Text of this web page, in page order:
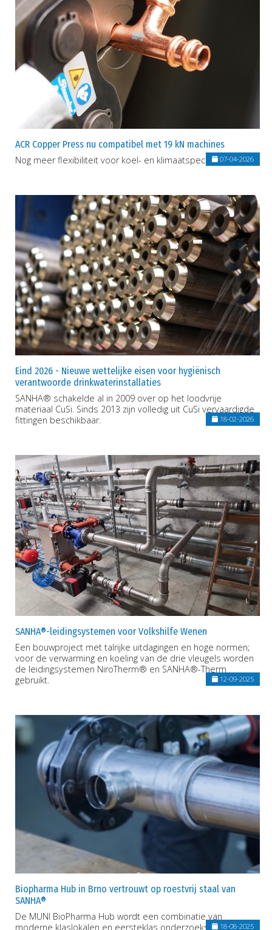
ACR Copper Press nu compatibel met 19 kN machines
Nog meer flexibiliteit voor koel- en klimaatspecialisten07-04-2026
Eind 2026 - Nieuwe wettelijke eisen voor hygiënisch
verantwoorde drinkwaterinstallaties
SANHA® schakelde al in 2009 over op het loodvrije
materiaal CuSi. Sinds 2013 zijn volledig uit CuSi vervaardigde
fittingen beschikbaar.
18-02-2026
SANHA®-leidingsystemen voor Volkshilfe Wenen
Een bouwproject met talrijke uitdagingen en hoge normen;
voor de verwarming en koeling van de drie vleugels worden
de leidingsystemen NiroTherm® en SANHA®-Therm
gebruikt.
12-09-2025
Biopharma Hub in Brno vertrouwt op roestvrij staal van
SANHA®
De MUNI BioPharma Hub wordt een combinatie van
moderne klaslokalen en eersteklas onderzoeksfaciliteiten.
18-08-2025